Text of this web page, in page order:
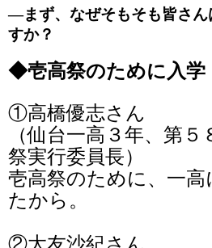
―まず、なぜそもそも皆さん
すか？
◆壱高祭のために入学
①高橋優志さん
（仙台一高３年、第５
祭実行委員長）
壱高祭のために、一高
たから。